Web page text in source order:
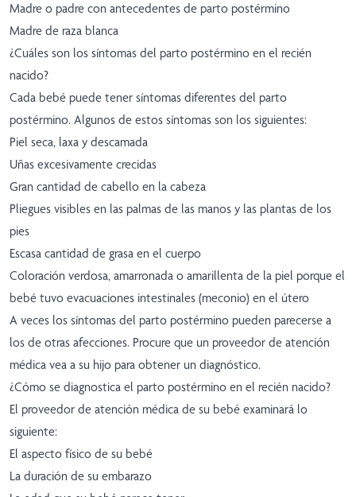
Madre o padre con antecedentes de parto postérmino
Madre de raza blanca
¿Cuáles son los síntomas del parto postérmino en el recién
nacido?
Cada bebé puede tener síntomas diferentes del parto
postérmino. Algunos de estos síntomas son los siguientes:
Piel seca, laxa y descamada
Uñas excesivamente crecidas
Gran cantidad de cabello en la cabeza
Pliegues visibles en las palmas de las manos y las plantas de los
pies
Escasa cantidad de grasa en el cuerpo
Coloración verdosa, amarronada o amarillenta de la piel porque el
bebé tuvo evacuaciones intestinales (meconio) en el útero
A veces los síntomas del parto postérmino pueden parecerse a
los de otras afecciones. Procure que un proveedor de atención
médica vea a su hijo para obtener un diagnóstico.
¿Cómo se diagnostica el parto postérmino en el recién nacido?
El proveedor de atención médica de su bebé examinará lo
siguiente:
El aspecto físico de su bebé
La duración de su embarazo